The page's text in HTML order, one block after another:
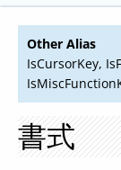
Other Alias
IsCursorKey,
書式